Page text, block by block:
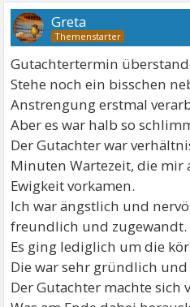
Greta
Gutachtertermin
Stehe noch ein bisschen
Anstrengung erstmal
Aber es war halb so
Der Gutachter war
Minuten Wartezeit, die mir
Ewigkeit vorkamen.
Ich war ängstlich und
freundlich und zugewandt.
Es ging lediglich um die
Die war sehr gründlich
Der Gutachter machte sich